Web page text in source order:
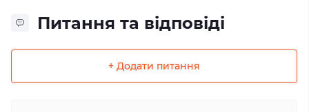
Питання та відповіді
+ Додати питання